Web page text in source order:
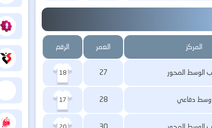
المركز العمر الرقم
الوسط المحور 27
18
وسط دفاعي 28
17